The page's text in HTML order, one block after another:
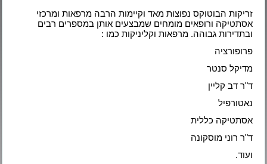
זריקות הבוטוקס נפוצות מאד וקיימות הרבה מרפאות ומרכזי
אסתטיקה ורופאים מומחים שמבצעים אותן במספרים רבים
ובתדירות גבוהה. מרפאות וקליניקות כמו :
פרופורציה
מדיקל סנטר
ד"ר דב קליין
נאטורפיל
אסתטיקה כללית
ד"ר רוני מוסקונה
ועוד.